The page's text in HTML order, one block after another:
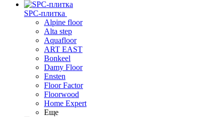
SPC-плитка
Alpine floor
Alta step
Aquafloor
ART EAST
Bonkeel
Damy Floor
Ensten
Floor Factor
Floorwood
Home Expert
Еще